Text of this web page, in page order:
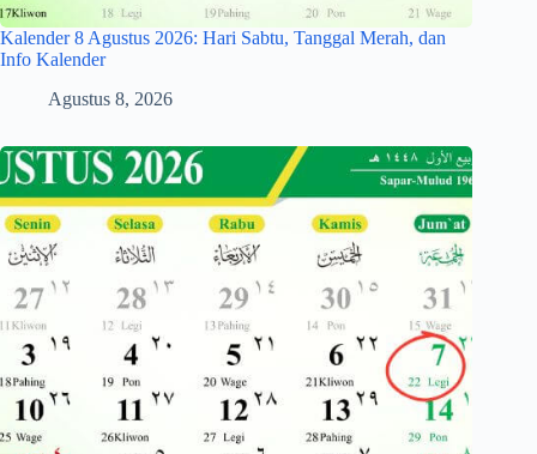
Kalender 8 Agustus 2026: Hari Sabtu, Tanggal Merah, dan
Info Kalender
Agustus 8, 2026